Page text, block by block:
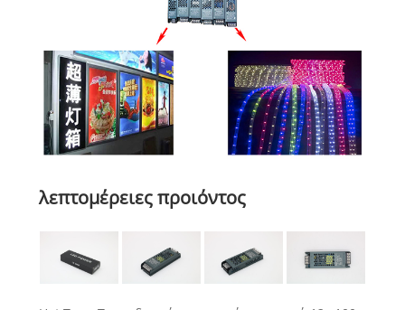
λεπτομέρειες προιόντος